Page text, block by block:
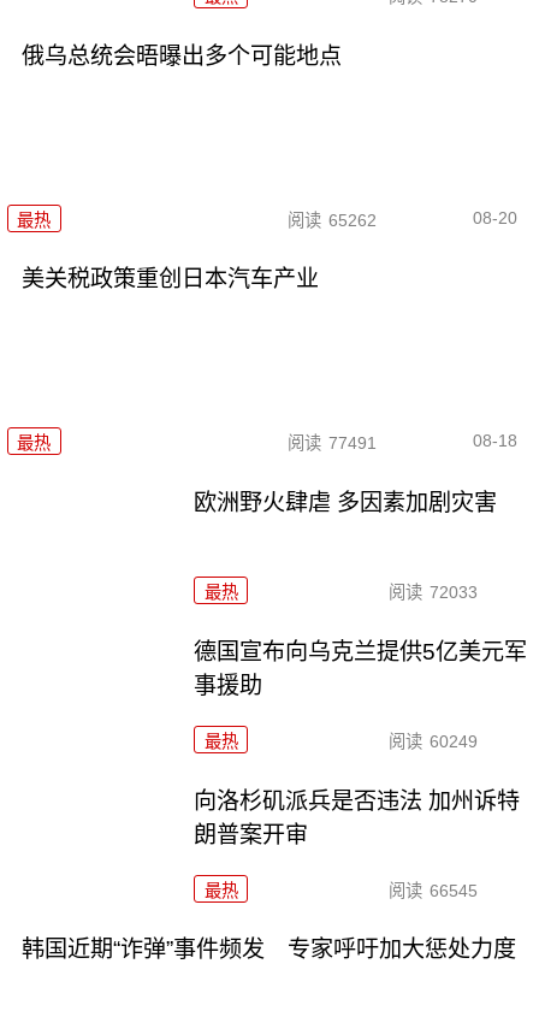
俄乌总统会晤曝出多个可能地点
最热 阅读 65262 08-20
美关税政策重创日本汽车产业
最热 阅读 77491 08-18
欧洲野火肆虐 多因素加剧灾害
最热 阅读 72033
德国宣布向乌克兰提供5亿美元军
事援助
最热 阅读 60249
向洛杉矶派兵是否违法 加州诉特
朗普案开审
最热 阅读 66545
韩国近期“诈弹”事件频发 专家呼吁加大惩处力度